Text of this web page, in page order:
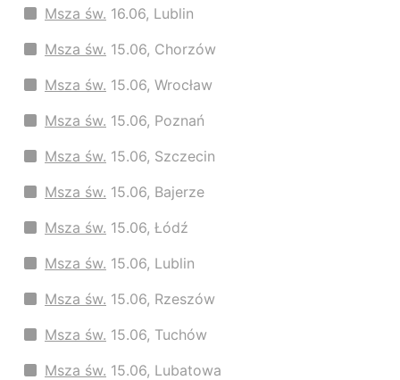
Msza św. 16.06, Lublin
Msza św. 15.06, Chorzów
Msza św. 15.06, Wrocław
Msza św. 15.06, Poznań
Msza św. 15.06, Szczecin
Msza św. 15.06, Bajerze
Msza św. 15.06, Łódź
Msza św. 15.06, Lublin
Msza św. 15.06, Rzeszów
Msza św. 15.06, Tuchów
Msza św. 15.06, Lubatowa